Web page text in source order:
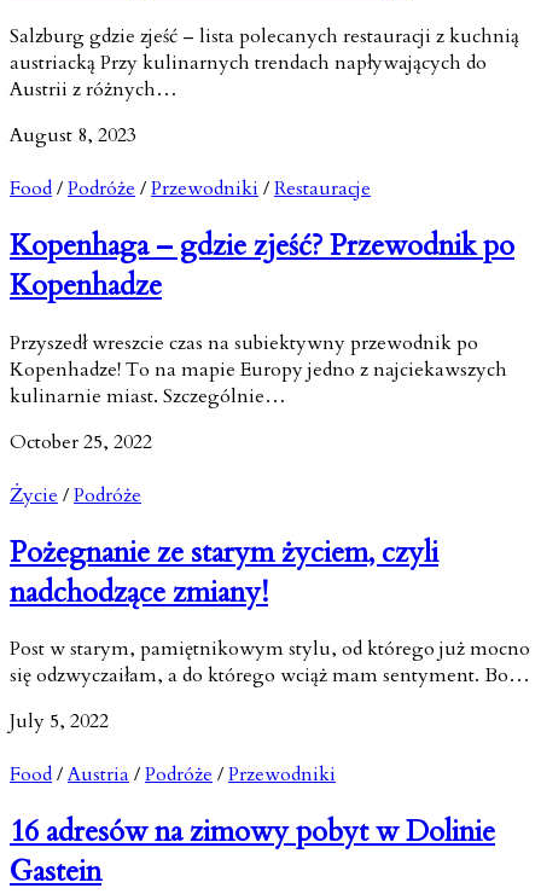
Salzburg gdzie zjeść – lista polecanych restauracji z kuchnią
austriacką Przy kulinarnych trendach napływających do
Austrii z różnych…
August 8, 2023
Food/Podróże /Przewodniki /Restauracje
Kopenhaga – gdzie zjeść? Przewodnik po
Kopenhadze
Przyszedł wreszcie czas na subiektywny przewodnik po
Kopenhadze! To na mapie Europy jedno z najciekawszych
kulinarnie miast. Szczególnie…
October 25, 2022
Życie /Podróże
Pożegnanie ze starym życiem, czyli
nadchodzące zmiany!
Post w starym, pamiętnikowym stylu, od którego już mocno
się odzwyczaiłam, a do którego wciąż mam sentyment. Bo…
July 5, 2022
Food/Austria/Podróże/Przewodniki
16 adresów na zimowy pobyt w Dolinie
Gastein